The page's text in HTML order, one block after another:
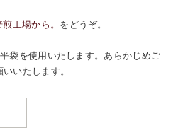
工場から。 をどうぞ。
袋を使用いたします。あらかじめご
いたします。